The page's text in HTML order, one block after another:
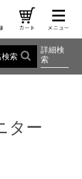
検索
詳細検
索
ター